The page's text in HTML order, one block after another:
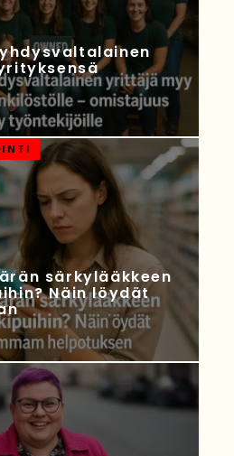
särkylääkkeen
Näin löydät